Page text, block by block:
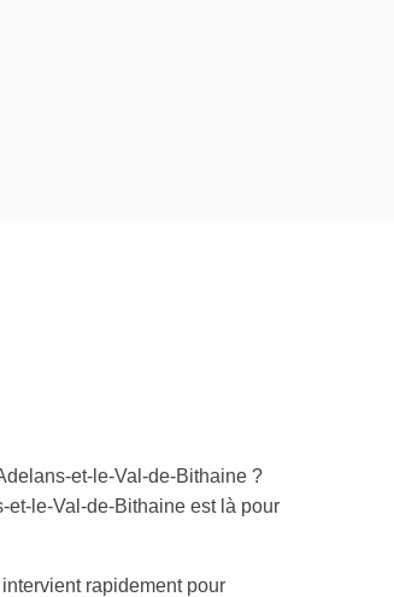
et-le-Val-de-Bithaine ?
et-le-Val-de-Bithaine est là pour
intervient rapidement pour